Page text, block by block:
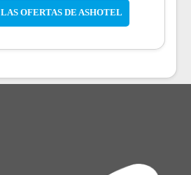
OFERTAS DE ASHOTEL